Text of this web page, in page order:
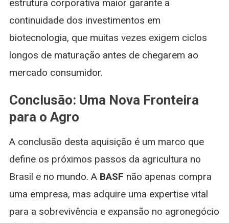
estrutura corporativa maior garante a
continuidade dos investimentos em
biotecnologia, que muitas vezes exigem ciclos
longos de maturação antes de chegarem ao
mercado consumidor.
Conclusão: Uma Nova Fronteira
para o Agro
A conclusão desta aquisição é um marco que
define os próximos passos da agricultura no
Brasil e no mundo. A BASF não apenas compra
uma empresa, mas adquire uma expertise vital
para a sobrevivência e expansão no agronegócio